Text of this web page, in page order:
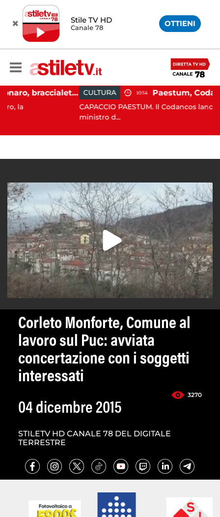
Stile TV HD
Canale 78 OTTIENI
Martina Carbonaro, braccialetto elettronico per i genitori della 14enne uccisa dall'ex CULTURA 10:54
CAPACCIO PAESTUM. Il Codancos lancia un
ministro d...
Corleto Monforte, Comune al
lavoro sul Puc: avviata
concertazione con i soggetti
interessati
3270
04 dicembre 2015
STILETV HD CANALE 78 DEL DIGITALE
TERRESTRE